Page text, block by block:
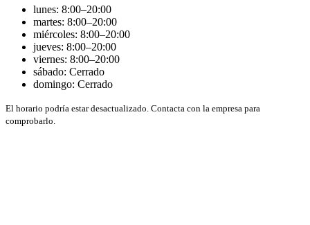
lunes: 8:00–20:00
martes: 8:00–20:00
miércoles: 8:00–20:00
jueves: 8:00–20:00
viernes: 8:00–20:00
sábado: Cerrado
domingo: Cerrado
El horario podría estar desactualizado. Contacta con la empresa para
comprobarlo.